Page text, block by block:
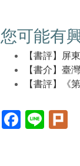
您可能有
【書評】屏
【書介】臺
【書評】《
Facebook(另
開
Line(另
開